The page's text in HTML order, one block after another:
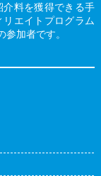
介料を獲得できる手
エイトプログラム
加者です。